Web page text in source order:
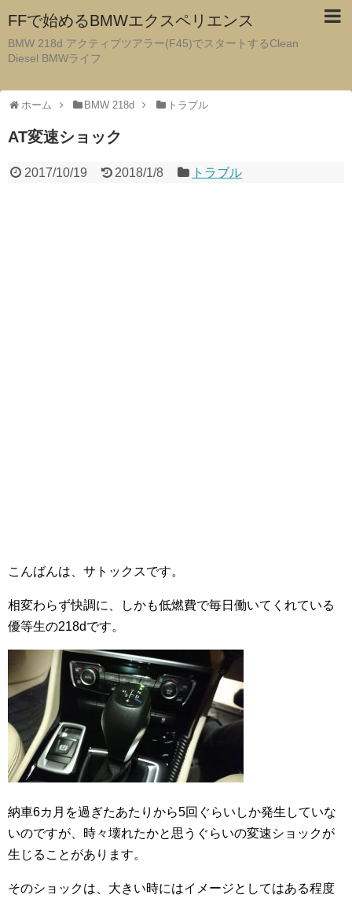
FFで始めるBMWエクスペリエンス
BMW 218d アクティブツアラー(F45)でスタートするClean
Diesel BMWライフ
ホーム BMW 218d トラブル
AT変速ショック
2017/10/19 2018/1/8 トラブル
こんばんは、サトックスです。
相変わらず快調に、しかも低燃費で毎日働いてくれている
優等生の218dです。
納車6カ月を過ぎたあたりから5回ぐらいしか発生していな
いのですが、時々壊れたかと思うぐらいの変速ショックが
生じることがあります。
そのショックは、大きい時にはイメージとしてはある程度